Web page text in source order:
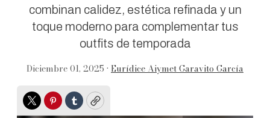
combinan calidez, estética refinada y un
toque moderno para complementar tus
outfits de temporada
Diciembre 01, 2025 • Eurídice Aiymet Garavito García
TwitterPinterest
TumblrCopy